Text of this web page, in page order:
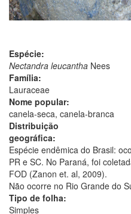
Espécie:
Nectandra leucantha Nees
Família:
Lauraceae
Nome popular:
canela-seca, canela-branca
Distribuição
geográfica:
Espécie endêmica do Brasil:
PR e SC. No Paraná, foi
FOD (Zanon et. al, 2009).
Não ocorre no Rio Grande do
Tipo de folha:
Simples